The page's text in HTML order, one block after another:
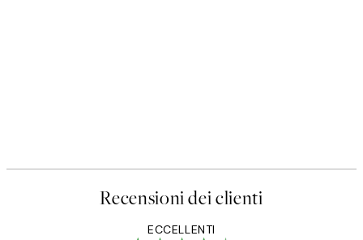
Recensioni dei clienti
ECCELLENTI